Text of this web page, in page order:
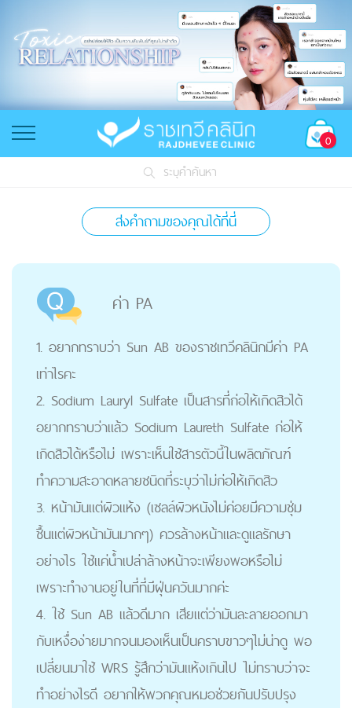
0
ระบุคำค้นหา
ส่งคำถามของคุณได้ที่นี่
ค่า PA
1. อยากทราบว่า Sun AB ของราชเทวีคลินิกมีค่า PA
เท่าไรคะ
2. Sodium Lauryl Sulfate เป็นสารที่ก่อให้เกิดสิวได้
อยากทราบว่าแล้ว Sodium Laureth Sulfate ก่อให้
เกิดสิวได้หรือไม่ เพราะเห็นใช้สารตัวนี้ในผลิตภัณฑ์
ทำความสะอาดหลายชนิดที่ระบุว่าไม่ก่อให้เกิดสิว
3. หน้ามันแต่ผิวแห้ง (เซลล์ผิวหนังไม่ค่อยมีความชุ่ม
ชื้นแต่ผิวหน้ามันมากๆ) ควรล้างหน้าและดูแลรักษา
อย่างไร ใช้แค่น้ำเปล่าล้างหน้าจะเพียงพอหรือไม่
เพราะทำงานอยู่ในที่ที่มีฝุ่นควันมากค่ะ
4. ใช้ Sun AB แล้วดีมาก เสียแต่ว่ามันละลายออกมา
กับเหงื่อง่ายมากจนมองเห็นเป็นคราบขาวๆไม่น่าดู พอ
เปลี่ยนมาใช้ WRS รู้สึกว่ามันแห้งเกินไป ไม่ทราบว่าจะ
ทำอย่างไรดี อยากให้พวกคุณหมอช่วยกันปรับปรุง